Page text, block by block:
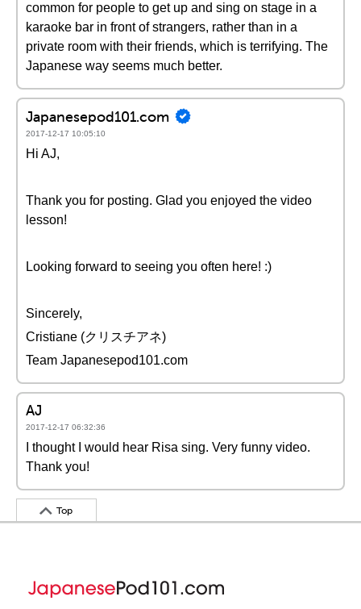
common for people to get up and sing on stage in a
karaoke bar in front of strangers, rather than in a
private room with their friends, which is terrifying. The
Japanese way seems much better.
Japanesepod101.com
2017-12-17 10:05:10
Hi AJ,
Thank you for posting. Glad you enjoyed the video
lesson!
Looking forward to seeing you often here! :)
Sincerely,
Cristiane (クリスチアネ)
Team Japanesepod101.com
AJ
2017-12-17 06:32:36
I thought I would hear Risa sing. Very funny video.
Thank you!
Top